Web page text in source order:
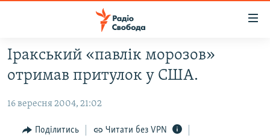
Перейти
до
основного
Перейти
РАДІО СВОБОДА – 70 РОКІВ
ВСЕ ЗА ДОБУ
СТАТТІ
ПОЛІТИКА
ВІЙНА
Іракський «павлік морозов»
отримав притулок у США.
16 вересня 2004, 21:02
Поділитись Читати без VPN